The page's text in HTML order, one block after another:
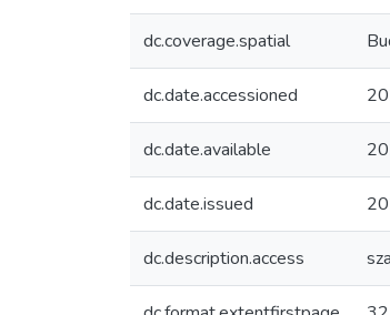
dc.coverage.spatial
dc.date.accessioned
dc.date.available
dc.date.issued
dc.description.access